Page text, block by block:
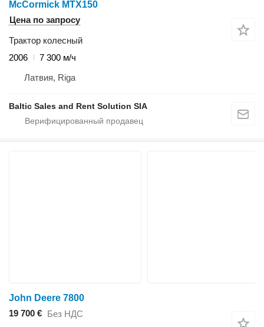
McCormick MTX150
Цена по запросу
Трактор колесный
2006
7 300 м/ч
Латвия, Riga
Baltic Sales and Rent Solution SIA
John Deere 7800
19 700 € Без НДС